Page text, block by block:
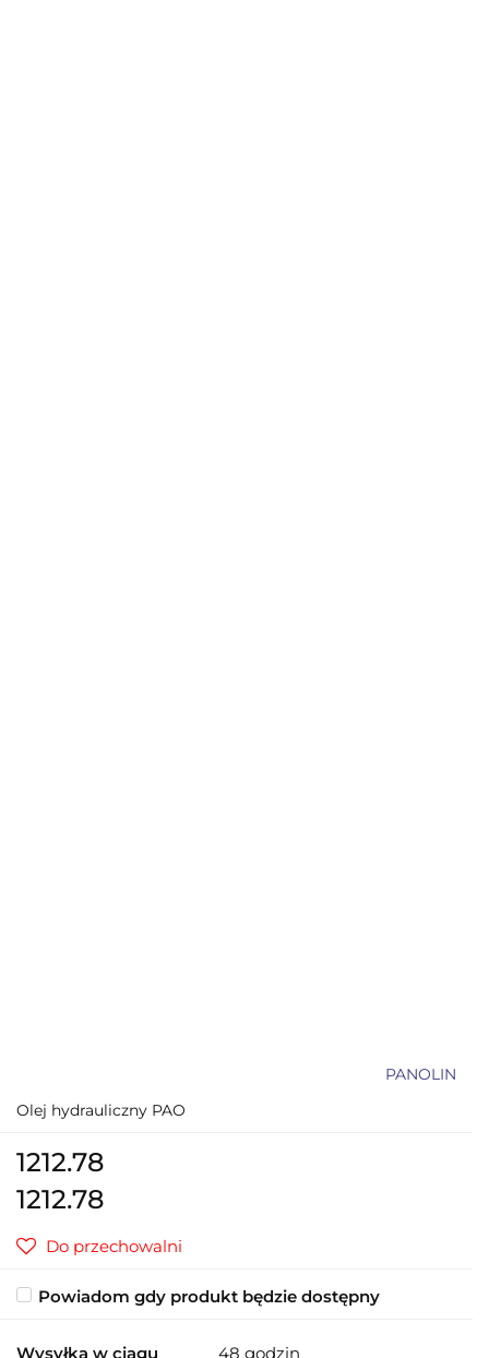
PANOLIN
Olej hydrauliczny PAO
1212.78
1212.78
Do przechowalni
Powiadom gdy produkt będzie dostępny
Wysyłka w ciągu 48 godzin